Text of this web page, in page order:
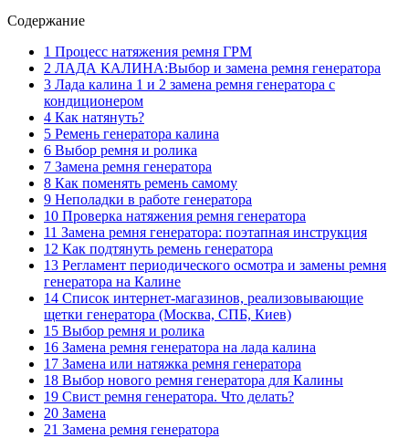
Содержание
1 Процесс натяжения ремня ГРМ
2 ЛАДА КАЛИНА:Выбор и замена ремня генератора
3 Лада калина 1 и 2 замена ремня генератора с
кондиционером
4 Как натянуть?
5 Ремень генератора калина
6 Выбор ремня и ролика
7 Замена ремня генератора
8 Как поменять ремень самому
9 Неполадки в работе генератора
10 Проверка натяжения ремня генератора
11 Замена ремня генератора: поэтапная инструкция
12 Как подтянуть ремень генератора
13 Регламент периодического осмотра и замены ремня
генератора на Калине
14 Список интернет-магазинов, реализовывающие
щетки генератора (Москва, СПБ, Киев)
15 Выбор ремня и ролика
16 Замена ремня генератора на лада калина
17 Замена или натяжка ремня генератора
18 Выбор нового ремня генератора для Калины
19 Свист ремня генератора. Что делать?
20 Замена
21 Замена ремня генератора